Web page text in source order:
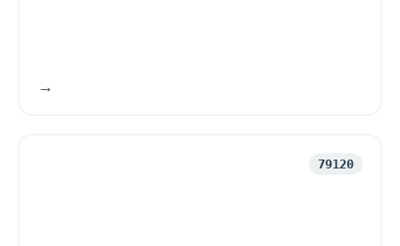
79120